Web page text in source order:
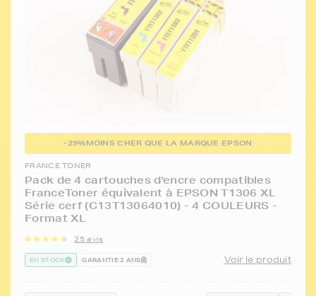
-29%MOINS CHER QUE LA MARQUE EPSON
FRANCE TONER
Pack de 4 cartouches d'encre compatibles
FranceToner équivalent à EPSON T1306 XL
Série cerf (C13T13064010) - 4 COULEURS -
Format XL
25 avis
EN STOCK GARANTIE 2 ANS Voir le produit